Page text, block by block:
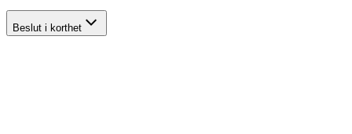
Beslut i korthet